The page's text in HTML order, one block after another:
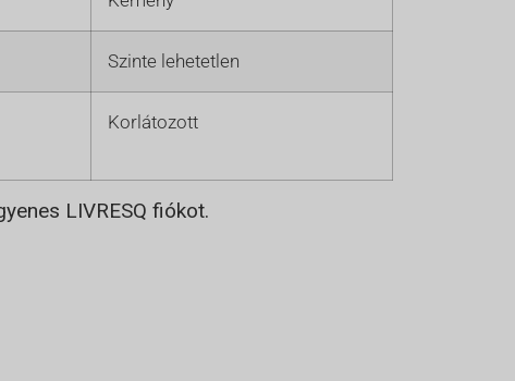
Szinte lehetetlen
Korlátozott
LIVRESQ fiókot.